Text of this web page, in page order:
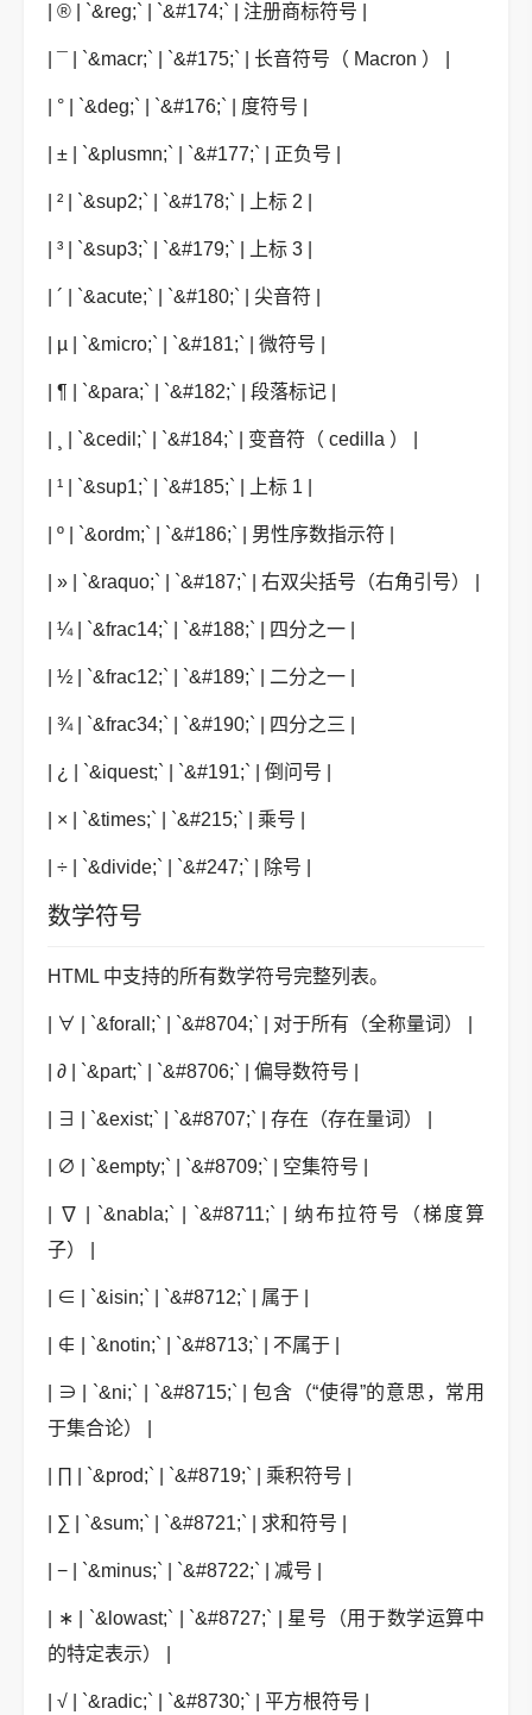
| ® | `&reg;` | `&#174;` | 注册商标符号 |
| ¯ | `&macr;` | `&#175;` | 长音符号（ Macron ） |
| ° | `&deg;` | `&#176;` | 度符号 |
| ± | `&plusmn;` | `&#177;` | 正负号 |
| ² | `&sup2;` | `&#178;` | 上标 2 |
| ³ | `&sup3;` | `&#179;` | 上标 3 |
| ´ | `&acute;` | `&#180;` | 尖音符 |
| µ | `&micro;` | `&#181;` | 微符号 |
| ¶ | `&para;` | `&#182;` | 段落标记 |
| ¸ | `&cedil;` | `&#184;` | 变音符（ cedilla ） |
| ¹ | `&sup1;` | `&#185;` | 上标 1 |
| º | `&ordm;` | `&#186;` | 男性序数指示符 |
| » | `&raquo;` | `&#187;` | 右双尖括号（右角引号） |
| ¼ | `&frac14;` | `&#188;` | 四分之一 |
| ½ | `&frac12;` | `&#189;` | 二分之一 |
| ¾ | `&frac34;` | `&#190;` | 四分之三 |
| ¿ | `&iquest;` | `&#191;` | 倒问号 |
| × | `&times;` | `&#215;` | 乘号 |
| ÷ | `&divide;` | `&#247;` | 除号 |
数学符号
HTML 中支持的所有数学符号完整列表。
| ∀ | `&forall;` | `&#8704;` | 对于所有（全称量词） |
| ∂ | `&part;` | `&#8706;` | 偏导数符号 |
| ∃ | `&exist;` | `&#8707;` | 存在（存在量词） |
| ∅ | `&empty;` | `&#8709;` | 空集符号 |
| ∇ | `&nabla;` | `&#8711;` | 纳布拉符号（梯度算
子） |
| ∈ | `&isin;` | `&#8712;` | 属于 |
| ∉ | `&notin;` | `&#8713;` | 不属于 |
| ∋ | `&ni;` | `&#8715;` | 包含（“使得”的意思，常用
于集合论） |
| ∏ | `&prod;` | `&#8719;` | 乘积符号 |
| ∑ | `&sum;` | `&#8721;` | 求和符号 |
| − | `&minus;` | `&#8722;` | 减号 |
| ∗ | `&lowast;` | `&#8727;` | 星号（用于数学运算中
的特定表示） |
| √ | `&radic;` | `&#8730;` | 平方根符号 |